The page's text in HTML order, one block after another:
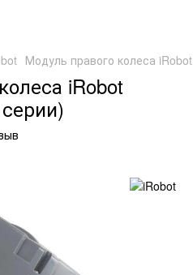
Модуль правого колеса
iRobot